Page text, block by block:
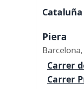
Cataluña
Piera
Carrer
Carrer